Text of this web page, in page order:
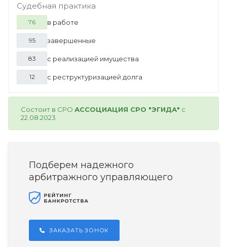
Судебная практика
76 в работе
95 завершенные
83 с реализацией имущества
12 с реструктуризацией долга
Состоит в СРО АССОЦИАЦИЯ СРО "ЭГИДА" с
22.08.2023
Подберем надежного
арбитражного управляющего
ЗАКАЗАТЬ ЗОНОК